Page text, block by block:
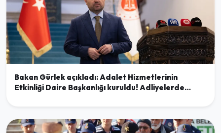
Bakan Gürlek açıkladı: Adalet Hizmetlerinin
Etkinliği Daire Başkanlığı kuruldu! Adliyelerde